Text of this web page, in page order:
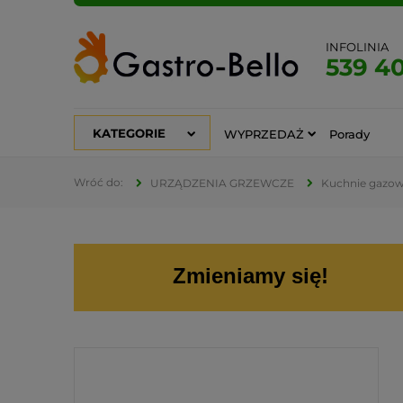
INFOLINIA
539
KATEGORIE WYPRZEDAŻ Porady
URZĄDZENIA GRZEWCZE Kuchnie
Zmieniamy się!